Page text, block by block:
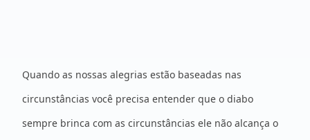
Quando as nossas alegrias estão baseadas nas
circunstâncias você precisa entender que o diabo
sempre brinca com as circunstâncias ele não alcança o